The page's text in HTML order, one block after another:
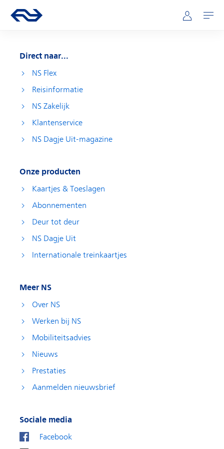
Hoofdnavigatie
Ga naar de homepage van ns.nl Mijn NS
Openen
Direct naar...
NS Flex
Reisinformatie
NS Zakelijk
Klantenservice
NS Dagje Uit-magazine
Onze producten
Kaartjes & Toeslagen
Abonnementen
Deur tot deur
NS Dagje Uit
Internationale treinkaartjes
Meer NS
Over NS
Werken bij NS
Mobiliteitsadvies
Nieuws
Prestaties
Aanmelden nieuwsbrief
Sociale media
Facebook